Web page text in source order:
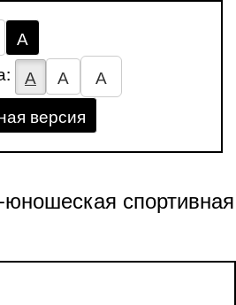
А
А А
А
версия
спортивная